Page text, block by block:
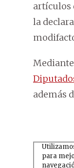
artículos
la
además